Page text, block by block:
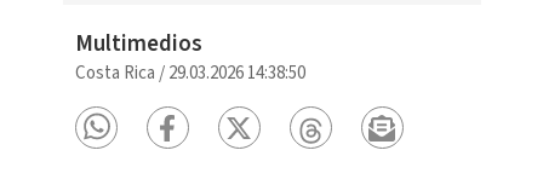
Multimedios
Costa Rica /29.03.2026 14:38:50